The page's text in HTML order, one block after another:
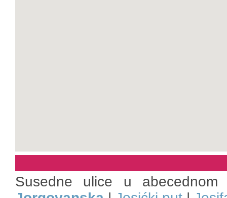
Susedne ulice u